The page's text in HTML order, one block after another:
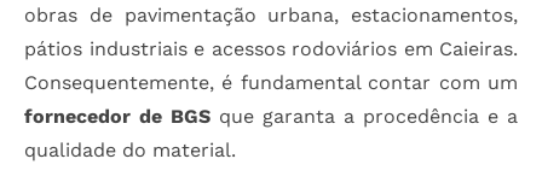
obras de pavimentação urbana, estacionamentos,
pátios industriais e acessos rodoviários em Caieiras.
Consequentemente, é fundamental contar com um
fornecedor de BGS que garanta a procedência e a
qualidade do material.